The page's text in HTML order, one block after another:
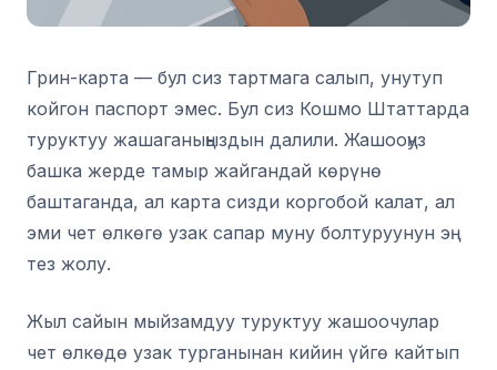
Грин-карта — бул сиз тартмага салып, унутуп
койгон паспорт эмес. Бул сиз Кошмо Штаттарда
туруктуу жашаганыңыздын далили. Жашооңуз
башка жерде тамыр жайгандай көрүнө
баштаганда, ал карта сизди коргобой калат, ал
эми чет өлкөгө узак сапар муну болтуруунун эң
тез жолу.
Жыл сайын мыйзамдуу туруктуу жашоочулар
чет өлкөдө узак турганынан кийин үйгө кайтып